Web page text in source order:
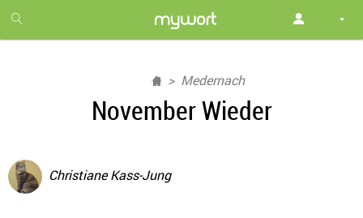
month
free
Medernach
November Wieder
Christiane Kass-Jung